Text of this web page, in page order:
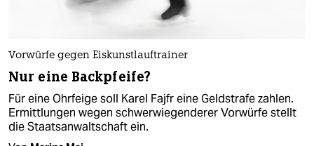
Vorwürfe gegen Eiskunstlauftrainer
Nur eine Backpfeife?
Für eine Ohrfeige soll Karel Fajfr eine Geldstrafe zahlen.
Ermittlungen wegen schwerwiegenderer Vorwürfe stellt
die Staatsanwaltschaft ein.